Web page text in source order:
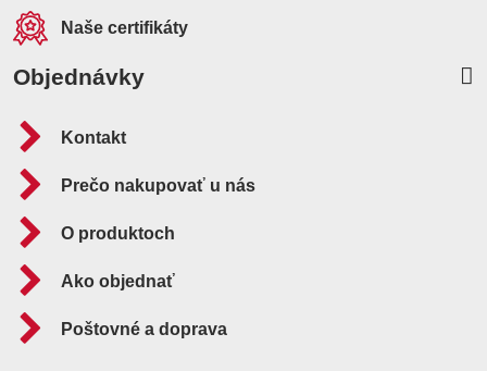
Naše certifikáty
Objednávky
Kontakt
Prečo nakupovať u nás
O produktoch
Ako objednať
Poštovné a doprava